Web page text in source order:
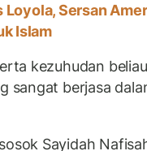
Loyola, Sersan
Islam
kezuhudan
sangat berjasa
Sayidah